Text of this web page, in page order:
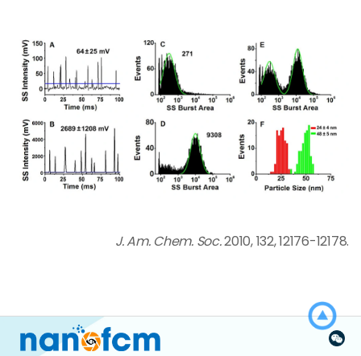
J. Am. Chem. Soc.2010, 132, 12176-12178.